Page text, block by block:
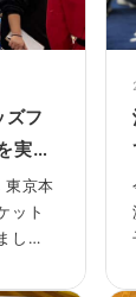
ズフ
実
ット
東京本
ット
し
を